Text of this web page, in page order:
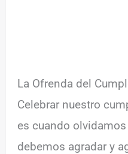
La Ofrenda del
Celebrar nuestro
es cuando
debemos agradar y